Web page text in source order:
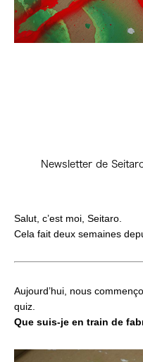
Newsletter de
Salut, c’est moi, Seitaro.
Cela fait deux semaines
Aujourd’hui, nous
quiz.
Que suis-je en train de